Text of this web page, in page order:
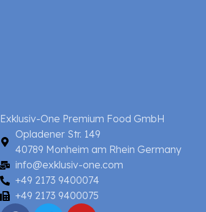
Exklusiv-One Premium Food GmbH
Opladener Str. 149
40789 Monheim am Rhein Germany
info@exklusiv-one.com
+49 2173 9400074
+49 2173 9400075